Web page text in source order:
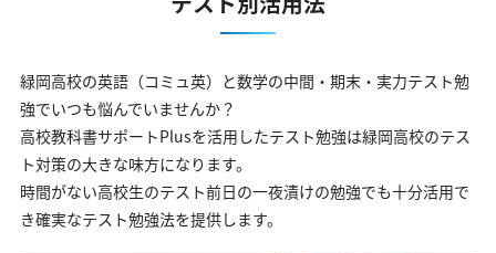
緑岡高校の英語（コミュ英）と数学の中間・期末・実力テスト勉
強でいつも悩んでいませんか？
高校教科書サポートPlusを活用したテスト勉強は緑岡高校のテス
ト対策の大きな味方になります。
時間がない高校生のテスト前日の一夜漬けの勉強でも十分活用で
き確実なテスト勉強法を提供します。